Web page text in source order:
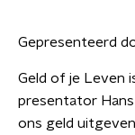
Gepresenteerd
Geld of je Leven
presentator
ons geld